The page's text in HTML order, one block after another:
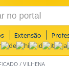
Extensão
/ VILHENA